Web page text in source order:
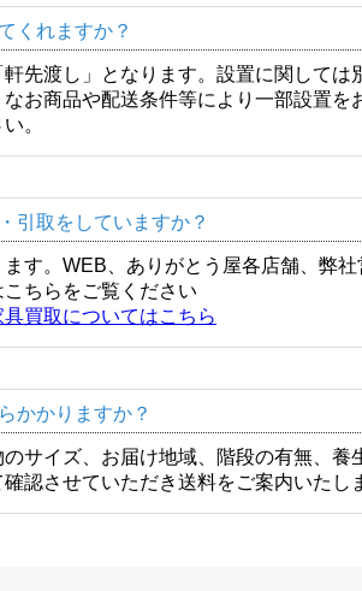
くれますか？
軒先渡し」となります。設置に関して
お商品や配送条件等により一部設置
。
引取をしていますか？
す。WEB、ありがとう屋各店舗、弊
ちらをご覧ください
買取についてはこちら
かかりますか？
サイズ、お届け地域、階段の有無、
認させていただき送料をご案内いたし